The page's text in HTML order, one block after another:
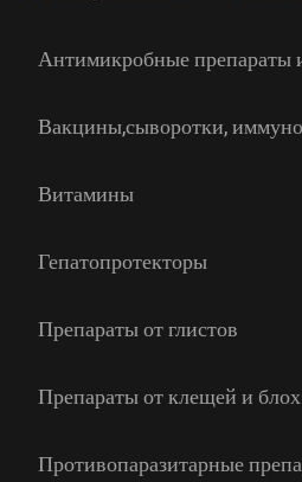
Антимикробные препараты
Вакцины,сыворотки,
Витамины
Гепатопротекторы
Препараты от глистов
Препараты от клещей и блох
Противопаразитарные